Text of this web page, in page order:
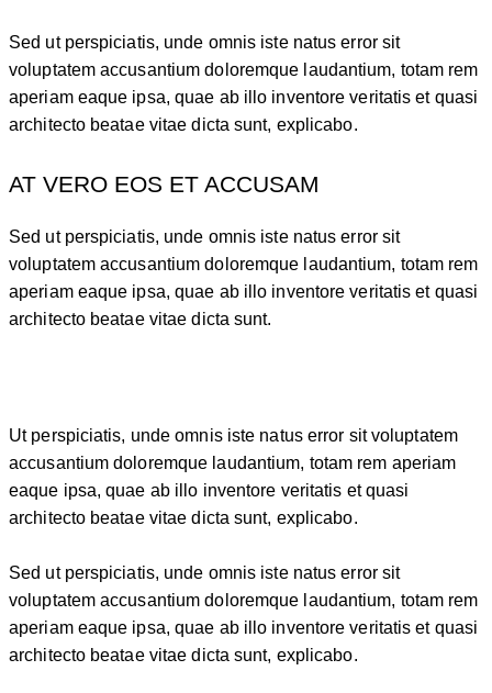
Sed ut perspiciatis, unde omnis iste natus error sit
voluptatem accusantium doloremque laudantium, totam rem
aperiam eaque ipsa, quae ab illo inventore veritatis et quasi
architecto beatae vitae dicta sunt, explicabo.
AT VERO EOS ET ACCUSAM
Sed ut perspiciatis, unde omnis iste natus error sit
voluptatem accusantium doloremque laudantium, totam rem
aperiam eaque ipsa, quae ab illo inventore veritatis et quasi
architecto beatae vitae dicta sunt.
Ut perspiciatis, unde omnis iste natus error sit voluptatem
accusantium doloremque laudantium, totam rem aperiam
eaque ipsa, quae ab illo inventore veritatis et quasi
architecto beatae vitae dicta sunt, explicabo.
Sed ut perspiciatis, unde omnis iste natus error sit
voluptatem accusantium doloremque laudantium, totam rem
aperiam eaque ipsa, quae ab illo inventore veritatis et quasi
architecto beatae vitae dicta sunt, explicabo.